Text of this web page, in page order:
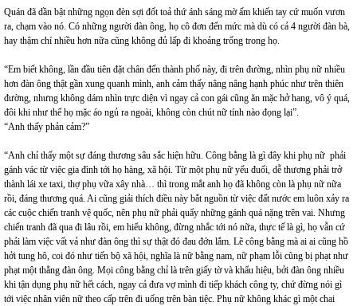
Quán đã dần bật những ngọn đèn sợi đốt toả thứ ánh sáng mờ ấm khiến tay cứ muốn vươn
ra, chạm vào nó. Có những người đàn ông, họ cô đơn đến mức mà dù có cả 4 người đàn bà,
hay thậm chí nhiều hơn nữa cũng không đủ lấp đi khoảng trống trong họ.
“Em biết không, lần đầu tiên đặt chân đến thành phố này, đi trên đường, nhìn phụ nữ nhiều
hơn đàn ông thật gần xung quanh mình, anh cảm thấy nâng nâng hạnh phúc như trên thiên
đường, nhưng không dám nhìn trực diện vì ngay cả con gái cũng ăn mặc hở hang, vô ý quá,
đôi khi như thể họ mặc áo ngủ ra ngoài, không còn chút nữ tính nào đọng lại”.
“Anh thấy phản cảm?”
“Anh chỉ thấy một sự đáng thương sâu sắc hiện hữu. Công bằng là gì đây khi phụ nữ phải
gánh vác từ việc gia đình tới họ hàng, xã hội. Từ một phụ nữ yếu đuối, dễ thương phải trở
thành lái xe taxi, thợ phụ vữa xây nhà… thì trong mắt anh họ đã không còn là phụ nữ nữa
rồi, đáng thương quá. Ai cũng giải thích điều này bắt nguồn từ việc đất nước em luôn xảy ra
các cuộc chiến tranh vệ quốc, nên phụ nữ phải quẩy những gánh quá nặng trên vai. Nhưng
chiến tranh đã qua đi lâu rồi, em hiểu không, đừng nhắc tới nó nữa, thực tế là gì, họ vẫn cứ
phải làm việc vất vả như đàn ông thì sự thật đó đau đớn lắm. Lẽ công bằng mà ai ai cũng hồ
hởi tung hô, coi đó như tiến bộ xã hội, nghĩa là nữ bằng nam, nữ phạm lỗi cũng bị phạt như
phạt một thằng đàn ông. Mọi công bằng chỉ là trên giấy tờ và khẩu hiệu, bởi đàn ông nhiều
khi tận dụng phụ nữ hết cách, ngay cả đưa vợ mình đi tiếp khách công ty, chứ đừng nói gì
tới việc nhân viên nữ theo cấp trên đi uống trên bàn tiệc. Phụ nữ không khác gì một chai